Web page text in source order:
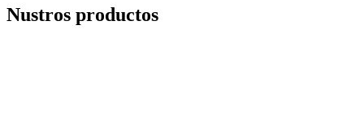
Nustros productos